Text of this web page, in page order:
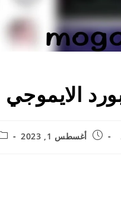
الايموجي
Post
أغسطس 1, 2023